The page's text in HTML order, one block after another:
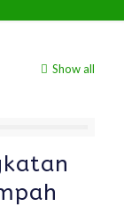
Show all